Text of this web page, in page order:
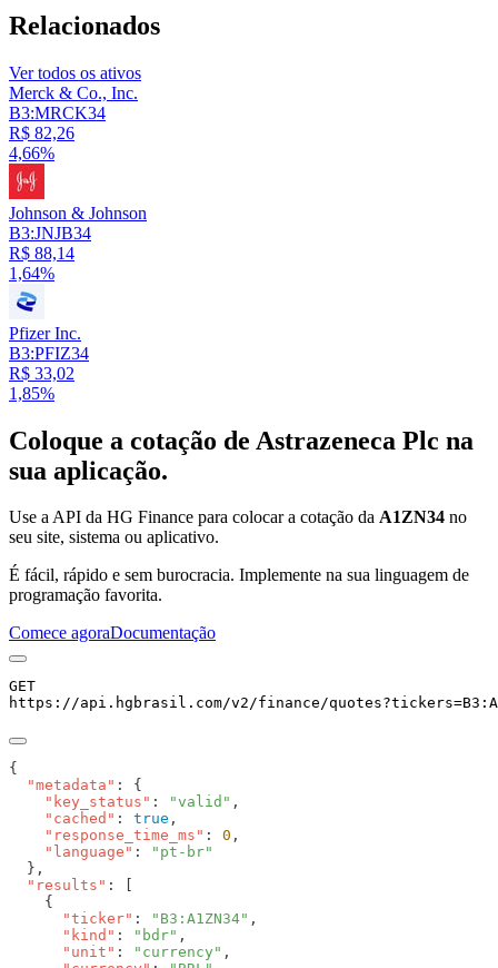
Relacionados
Ver todos os ativos
Merck & Co., Inc.
B3:MRCK34
R$ 82,26
4,66%
Johnson & Johnson
B3:JNJB34
R$ 88,14
1,64%
Pfizer Inc.
B3:PFIZ34
R$ 33,02
1,85%
Coloque a cotação de Astrazeneca Plc na
sua aplicação.
Use a API da HG Finance para colocar a cotação da A1ZN34 no
seu site, sistema ou aplicativo.
É fácil, rápido e sem burocracia. Implemente na sua linguagem de
programação favorita.
Comece agoraDocumentação
GET
https://api.hgbrasil.com/v2/finance/quotes?tickers=
  "metadata"
    "key_status"
: "valid"
    "cached"
: true
    "response_time_ms"
: 0
    "language"
:
  "results"
      "ticker"
: "B3:A1ZN34"
      "kind"
: "bdr"
      "unit"
: "currency"